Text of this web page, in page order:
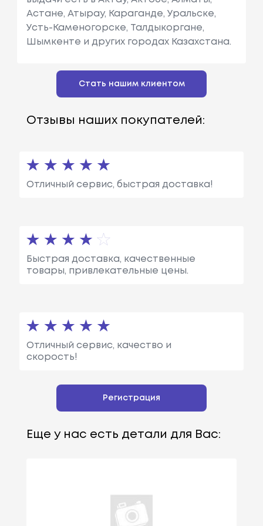
Астане, Атырау, Караганде, Уральске,
Усть-Каменогорске, Талдыкоргане,
Шымкенте и других городах Казахстана.
Стать нашим клиентом
Отзывы наших покупателей:
Отличный сервис, быстрая доставка!
Быстрая доставка, качественные
товары, привлекательные цены.
Отличный сервис, качество и
скорость!
Регистрация
Еще у нас есть детали для Вас: